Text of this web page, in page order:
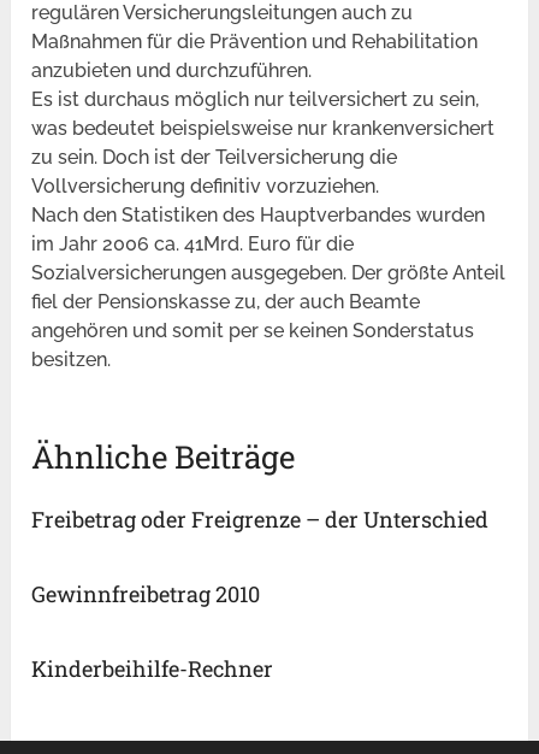
regulären Versicherungsleitungen auch zu
Maßnahmen für die Prävention und Rehabilitation
anzubieten und durchzuführen.
Es ist durchaus möglich nur teilversichert zu sein,
was bedeutet beispielsweise nur krankenversichert
zu sein. Doch ist der Teilversicherung die
Vollversicherung definitiv vorzuziehen.
Nach den Statistiken des Hauptverbandes wurden
im Jahr 2006 ca. 41Mrd. Euro für die
Sozialversicherungen ausgegeben. Der größte Anteil
fiel der Pensionskasse zu, der auch Beamte
angehören und somit per se keinen Sonderstatus
besitzen.
Ähnliche Beiträge
Freibetrag oder Freigrenze – der Unterschied
Gewinnfreibetrag 2010
Kinderbeihilfe-Rechner